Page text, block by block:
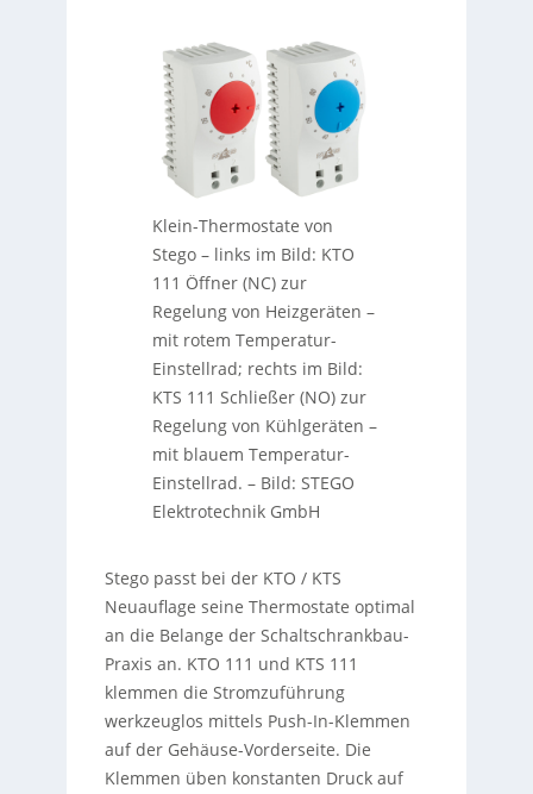
Klein-Thermostate von
Stego – links im Bild: KTO
111 Öffner (NC) zur
Regelung von Heizgeräten –
mit rotem Temperatur-
Einstellrad; rechts im Bild:
KTS 111 Schließer (NO) zur
Regelung von Kühlgeräten –
mit blauem Temperatur-
Einstellrad. – Bild: STEGO
Elektrotechnik GmbH
Stego passt bei der KTO / KTS
Neuauflage seine Thermostate optimal
an die Belange der Schaltschrankbau-
Praxis an. KTO 111 und KTS 111
klemmen die Stromzuführung
werkzeuglos mittels Push-In-Klemmen
auf der Gehäuse-Vorderseite. Die
Klemmen üben konstanten Druck auf